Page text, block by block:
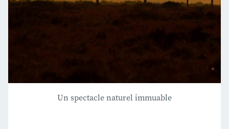
Un spectacle naturel immuable